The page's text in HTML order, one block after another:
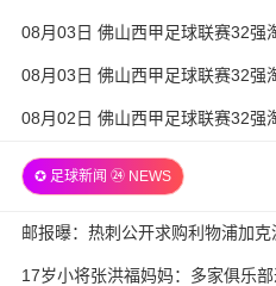
技 全场录像
08月03日 佛山西甲足球联赛32强
模 全场录像
08月03日 佛山西甲足球联赛32强
国澳门澳科精英 全场录像
08月02日 佛山西甲足球联赛32强
✪ 足球新闻 ㉔ NEWS
邮报曝：热刺公开求购利物浦加克
17岁小将张洪福妈妈：多家俱乐